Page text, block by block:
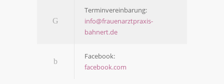
Ter­min­ver­ein­ba­rung:
info@frauenarztpraxis-
bahnert.de
Face­book:
facebook.com